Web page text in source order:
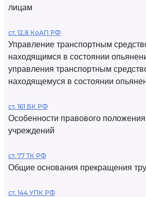
лицам
ст. 12.8 КоАП РФ
Управление транспортным
находящимся в состоянии
управления транспортным
находящемуся в состоянии
ст. 161 БК РФ
Особенности правового
учреждений
ст. 77 ТК РФ
Общие основания прекращения
ст. 144 УПК РФ